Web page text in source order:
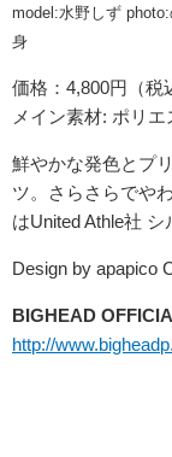
model:水野しず
身
価格：4,800円（税
メイン素材: ポリエ
鮮やかな発色とプ
ツ。さらさらでや
はUnited Athle社
Design by apapico
BIGHEAD
http://